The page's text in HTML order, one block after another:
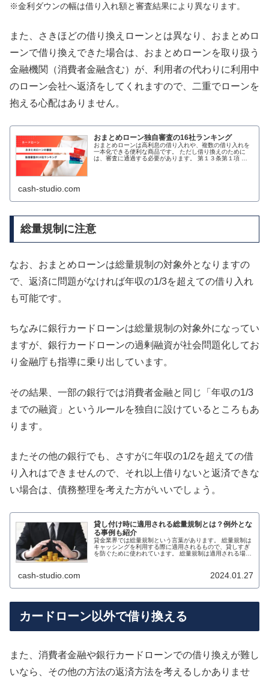
※金利ダウンの幅は借り入れ額と審査結果により異なります。
また、さきほどの借り換えローンとは異なり、おまとめロ
ーンで借り換えできた場合は、おまとめローンを取り扱う
金融機関（消費者金融含む）が、利用者の代わりに利用中
のローン会社へ返済をしてくれますので、二重でローンを
抱える心配はありません。
おまとめローン独自審査の16社ランキング
おまとめローンは高利息の借り入れや、複数の借り入れを
一本化できる便利な商品です。 ただし借り換えのために
は、審査に通過する必要があります。 第１３条第１項 貸
cash-studio.com
総量規制に注意
なお、おまとめローンは総量規制の対象外となりますの
で、返済に問題がなければ年収の1/3を超えての借り入れ
も可能です。
ちなみに銀行カードローンは総量規制の対象外になってい
ますが、銀行カードローンの過剰融資が社会問題化してお
り金融庁も指導に乗り出しています。
その結果、一部の銀行では消費者金融と同じ「年収の1/3
までの融資」というルールを独自に設けているところもあ
ります。
またその他の銀行でも、さすがに年収の1/2を超えての借
り入れはできませんので、それ以上借りないと返済できな
い場合は、債務整理を考えた方がいいでしょう。
貸し付け時に適用される総量規制とは？例外とな
る事例も紹介
貸金業界では総量規制という言葉があります。 総量規制は
キャッシングを利用する際に適用されるもので、貸しすぎ
を防ぐために使われています。 総量規制は適用される場合
cash-studio.com 2024.01.27
カードローン以外で借り換える
また、消費者金融や銀行カードローンでの借り換えが難し
いなら、その他の方法の返済方法を考えるしかありませ